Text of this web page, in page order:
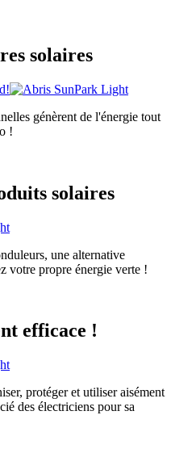
solaires
génèrent de l'énergie tout
!
solaires
une alternative
votre propre énergie verte !
efficace !
protéger et utiliser aisément
des électriciens pour sa